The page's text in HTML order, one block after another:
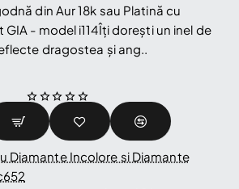
din Aur 18k sau Platină cu
- model i114Îți dorești un inel de
dragostea și ang..